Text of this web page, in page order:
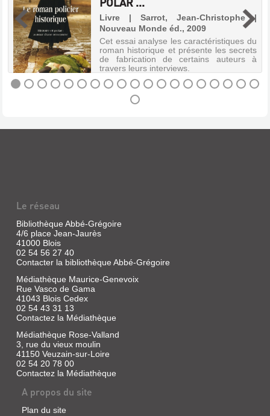
Platt,
Richard
|
Seuil,
1995
Une
histoire
des
de
à
puce
et
de
l'aquebuse
à
la
dentelle,
les
grandes
inventions
et
les
petites
trouvailles
qui
ont
bouleversé
la
vie
des
Livre | Sarrot, Jean-Christophe |
Nouveau Monde éd., 2009
Cet essai analyse les caractéristiques du
roman historique et présente les secrets
de fabrication de certains auteurs à
travers leurs interviews.
POLAR
...
Livre
|
Sarrot,
Jean-
Christophe
|
Nouveau
Monde
éd.,
2009
Cet
essai
analyse
les
caractéristiques
du
roman
historique
Le réseau
Bibliothèque Abbé-Grégoire
4/6 place Jean-Jaurès
41000 Blois
02 54 56 27 40
Contacter la bibliothèque Abbé-Grégoire
Médiathèque Maurice-Genevoix
Rue Vasco de Gama
41043 Blois Cedex
02 54 43 31 13
Contactez la Médiathèque
Médiathèque Rose-Valland
3, rue du vieux moulin
41150 Veuzain-sur-Loire
02 54 20 78 00
Contactez la Médiathèque
A propos du site
Plan du site